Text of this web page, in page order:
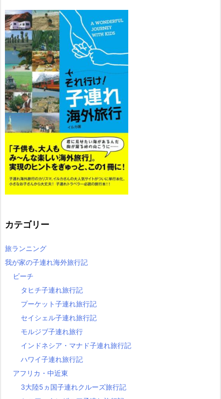
カテゴリー
旅ランニング
我が家の子連れ海外旅行記
ビーチ
タヒチ子連れ旅行記
プーケット子連れ旅行記
セイシェル子連れ旅行記
モルジブ子連れ旅行
インドネシア・マナド子連れ旅行記
ハワイ子連れ旅行記
アフリカ・中近東
3大陸5ヵ国子連れクルーズ旅行記